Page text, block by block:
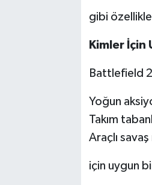
gibi
Kimler İçin
Battlefield
Yoğun
Takım
Araçlı
için uygun